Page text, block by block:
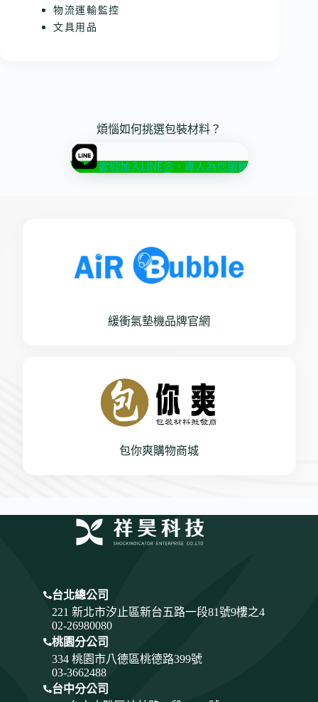
物流運輸監控
文具用品
煩惱如何挑選包裝材料？
歡迎加入LINE@，專人為您服務
緩衝氣墊機品牌官網
包你爽購物商城
台北總公司
221 新北市汐止區新台五路一段81號9樓之4
02-26980080
桃園分公司
334 桃園市八德區桃德路399號
03-3662488
台中分公司